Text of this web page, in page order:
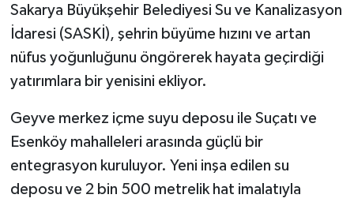
Sakarya Büyükşehir Belediyesi Su ve Kanalizasyon
İdaresi (SASKİ), şehrin büyüme hızını ve artan
nüfus yoğunluğunu öngörerek hayata geçirdiği
yatırımlara bir yenisini ekliyor.
Geyve merkez içme suyu deposu ile Suçatı ve
Esenköy mahalleleri arasında güçlü bir
entegrasyon kuruluyor. Yeni inşa edilen su
deposu ve 2 bin 500 metrelik hat imalatıyla